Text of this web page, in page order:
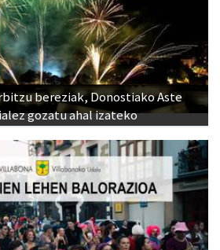
bereziak, Donostiako Aste
gozatu ahal izateko